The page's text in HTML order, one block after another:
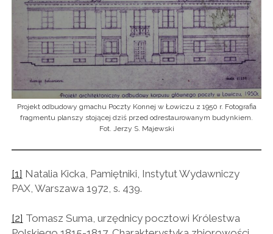
Projekt odbudowy gmachu Poczty Konnej w Łowiczu z 1950 r. Fotografia
fragmentu planszy stojącej dziś przed odrestaurowanym budynkiem.
Fot. Jerzy S. Majewski
[1] Natalia Kicka, Pamiętniki, Instytut Wydawniczy
PAX, Warszawa 1972, s. 439.
[2] Tomasz Suma, urzędnicy pocztowi Królestwa